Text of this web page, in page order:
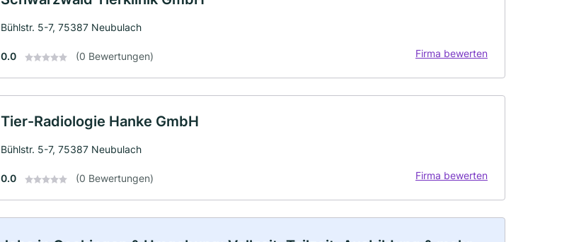
Bühlstr. 5-7, 75387 Neubulach
0.0 (0 Bewertungen) Firma bewerten
Tier-Radiologie Hanke GmbH
Bühlstr. 5-7, 75387 Neubulach
0.0 (0 Bewertungen) Firma bewerten